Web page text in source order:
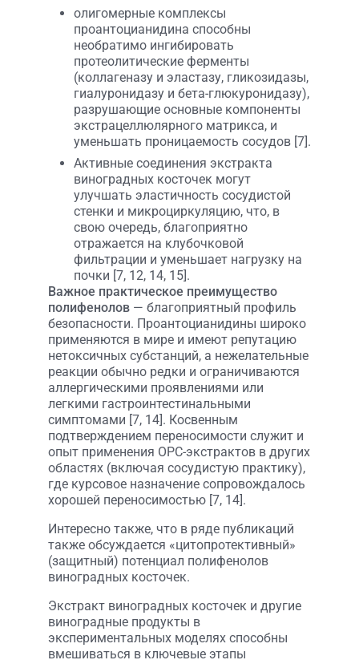
олигомерные комплексы
проантоцианидина способны
необратимо ингибировать
протеолитические ферменты
(коллагеназу и эластазу, гликозидазы,
гиалуронидазу и бета-глюкуронидазу),
разрушающие основные компоненты
экстрацеллюлярного матрикса, и
уменьшать проницаемость сосудов [7].
Активные соединения экстракта
виноградных косточек могут
улучшать эластичность сосудистой
стенки и микроциркуляцию, что, в
свою очередь, благоприятно
отражается на клубочковой
фильтрации и уменьшает нагрузку на
почки [7, 12, 14, 15].
Важное практическое преимущество
полифенолов — благоприятный профиль
безопасности. Проантоцианидины широко
применяются в мире и имеют репутацию
нетоксичных субстанций, а нежелательные
реакции обычно редки и ограничиваются
аллергическими проявлениями или
легкими гастроинтестинальными
симптомами [7, 14]. Косвенным
подтверждением переносимости служит и
опыт применения OPC-экстрактов в других
областях (включая сосудистую практику),
где курсовое назначение сопровождалось
хорошей переносимостью [7, 14].
Интересно также, что в ряде публикаций
также обсуждается «цитопротективный»
(защитный) потенциал полифенолов
виноградных косточек.
Экстракт виноградных косточек и другие
виноградные продукты в
экспериментальных моделях способны
вмешиваться в ключевые этапы